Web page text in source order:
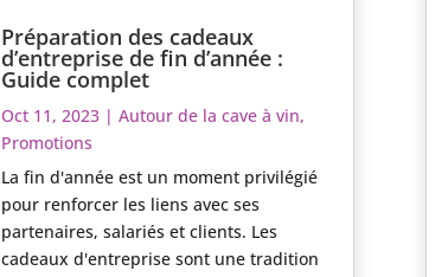
Préparation des cadeaux
d’entreprise de fin d’année :
Guide complet
Oct 11, 2023| Autour de la cave à vin,
Promotions
La fin d'année est un moment privilégié
pour renforcer les liens avec ses
partenaires, salariés et clients. Les
cadeaux d'entreprise sont une tradition